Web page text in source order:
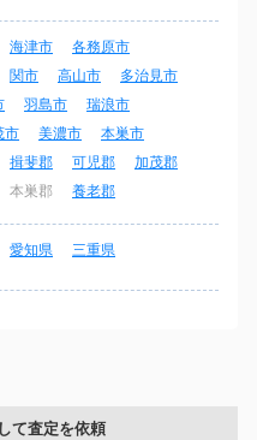
海津市
各務原市
関市 高山市
多治見市
羽島市
瑞浪市
市 美濃市
本巣市
揖斐郡 可児郡
加茂郡
本巣郡 養老郡
愛知県 三重県
て査定を依頼